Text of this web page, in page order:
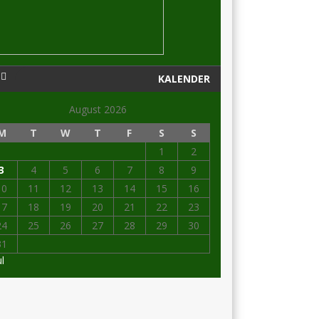
KALENDER
August 2026
T W T F S
S
1
2
4 5 6 7 8
9
11 12 13 14 15
16
18 19 20 21 22
23
25 26 27 28 29
30